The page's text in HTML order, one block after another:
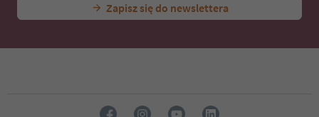
Zapisz się do newslettera